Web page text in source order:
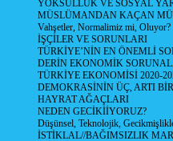
YOKSULLUK VE SOSYAL
MÜSLÜMANDAN KAÇAN
Vahşetler, Normalimiz mi, Oluyor?
İŞÇİLER VE SORUNLARI
TÜRKİYE’NİN EN ÖNEMLİ
DERİN EKONOMİK
TÜRKİYE EKONOMİSİ 2020-
DEMOKRASİNİN ÜÇ, ARTI
HAYRAT AĞAÇLARI
NEDEN GECİKİİYORUZ?
Düşünsel, Teknolojik,
İSTİKLAL//BAĞIMSIZLIK